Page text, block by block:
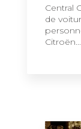
Central
de